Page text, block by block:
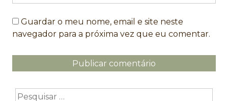
Guardar o meu nome, email e site neste
navegador para a próxima vez que eu comentar.